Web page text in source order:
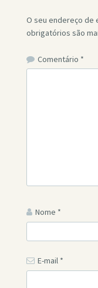
O seu endereço de
obrigatórios são
Comentário *
Nome *
E-mail *